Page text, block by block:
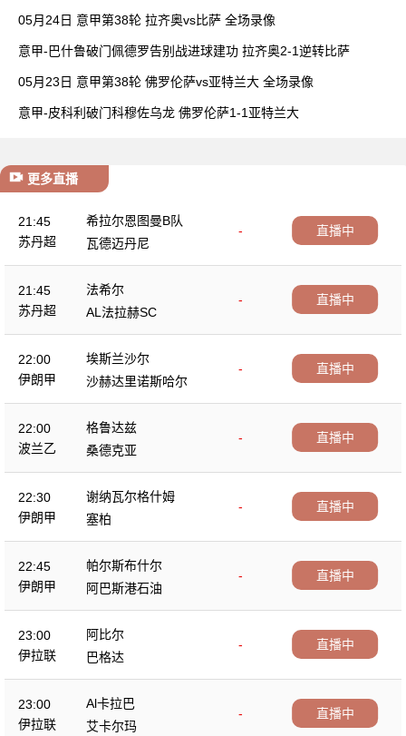
05月24日 意甲第38轮 拉齐奥vs比萨 全场录像
意甲-巴什鲁破门佩德罗告别战进球建功 拉齐奥2-1逆转比萨
05月23日 意甲第38轮 佛罗伦萨vs亚特兰大 全场录像
意甲-皮科利破门科穆佐乌龙 佛罗伦萨1-1亚特兰大
更多直播
21:45
苏丹超
希拉尔恩图曼B队
-
瓦德迈丹尼
直播中
21:45
苏丹超
法希尔
-
AL法拉赫SC
直播中
22:00
伊朗甲
埃斯兰沙尔
-
沙赫达里诺斯哈尔
直播中
22:00
波兰乙
格鲁达兹
-
桑德克亚
直播中
22:30
伊朗甲
谢纳瓦尔格什姆
-
塞柏
直播中
22:45
伊朗甲
帕尔斯布什尔
-
阿巴斯港石油
直播中
23:00
伊拉联
阿比尔
-
巴格达
直播中
23:00
伊拉联
Al卡拉巴
-
艾卡尔玛
直播中